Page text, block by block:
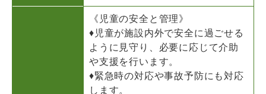
《児童の安全と管理》
♦児童が施設内外で安全に過ごせる
ように見守り、必要に応じて介助
や支援を行います。
♦緊急時の対応や事故予防にも対応
します。